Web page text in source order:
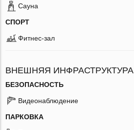
Сауна
СПОРТ
Фитнес-зал
ВНЕШНЯЯ ИНФРАСТРУКТУРА
БЕЗОПАСНОСТЬ
Видеонаблюдение
ПАРКОВКА